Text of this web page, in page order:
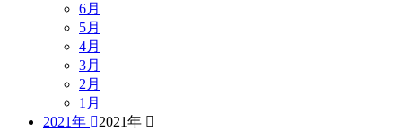
6月
5月
4月
3月
2月
1月
2021年
2021年